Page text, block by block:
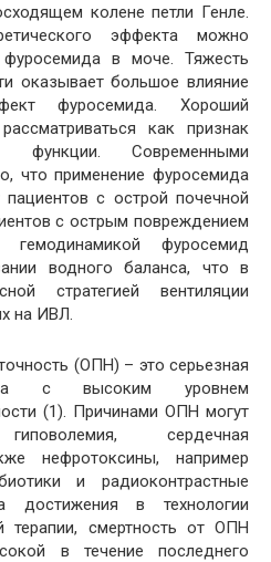
колене петли Генле.
эффекта можно
в моче. Тяжесть
оказывает большое влияние
фуросемида. Хороший
как признак
функции. Современными
что применение фуросемида
с острой почечной
с острым повреждением
фуросемид
водного баланса, что в
стратегией вентиляции
на ИВЛ.
(ОПН) – это серьезная
с высоким уровнем
(1). Причинами ОПН могут
сердечная
нефротоксины, например
и радиоконтрастные
достижения в технологии
терапии, смертность от ОПН
в течение последнего